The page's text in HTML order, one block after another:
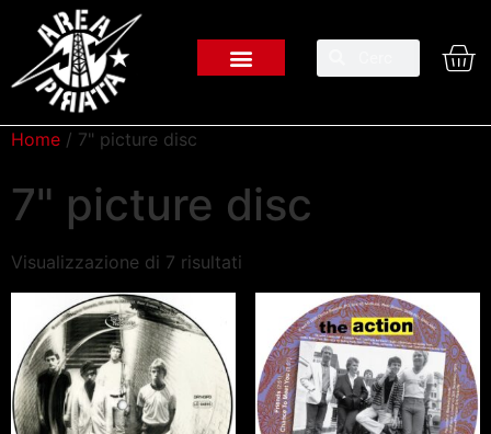
Home / 7" picture disc
7" picture disc
Visualizzazione di 7 risultati